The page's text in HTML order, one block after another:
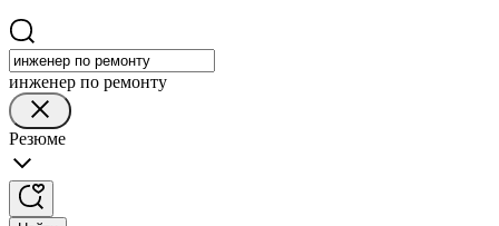
инженер по ремонту
Резюме